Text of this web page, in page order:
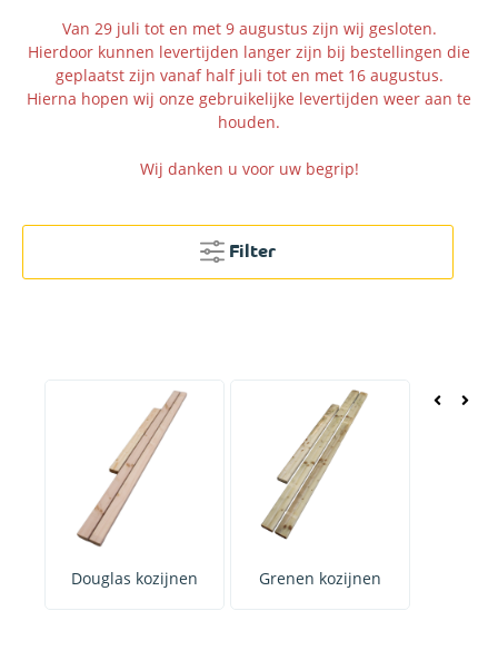
Van 29 juli tot en met 9 augustus zijn wij gesloten.
Hierdoor kunnen levertijden langer zijn bij bestellingen die
geplaatst zijn vanaf half juli tot en met 16 augustus.
Hierna hopen wij onze gebruikelijke levertijden weer aan te
houden.
Wij danken u voor uw begrip!
Filter
Douglas kozijnen Grenen kozijnen